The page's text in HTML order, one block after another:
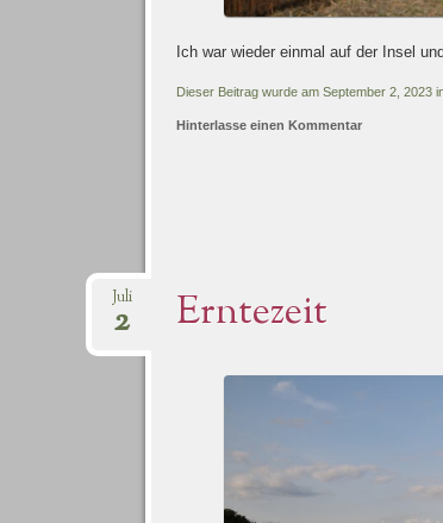
Ich war wieder einmal auf der Insel
Dieser Beitrag wurde am September 2, 2023
Hinterlasse einen Kommentar
Erntezeit
Juli
2